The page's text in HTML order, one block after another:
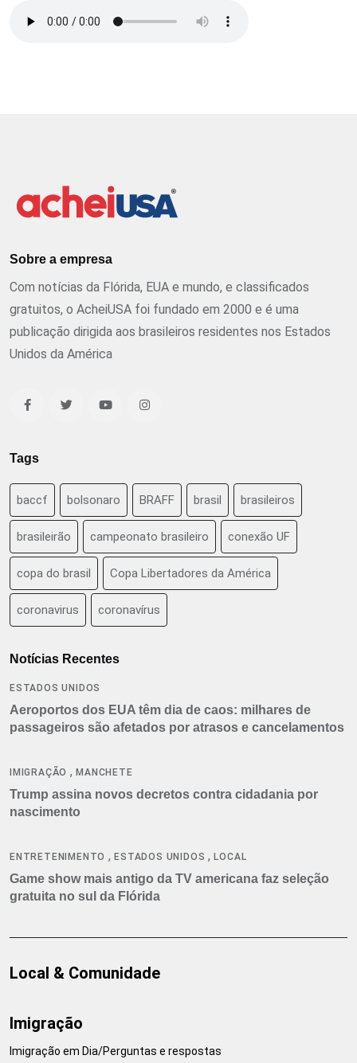
Sobre a empresa
Com notícias da Flórida, EUA e mundo, e classificados
gratuitos, o AcheiUSA foi fundado em 2000 e é uma
publicação dirigida aos brasileiros residentes nos Estados
Unidos da América
Tags
baccf bolsonaro BRAFF brasil brasileiros
brasileirão campeonato brasileiro conexão UF
copa do brasil Copa Libertadores da América
coronavirus coronavírus
Notícias Recentes
ESTADOS UNIDOS
Aeroportos dos EUA têm dia de caos: milhares de
passageiros são afetados por atrasos e cancelamentos
IMIGRAÇÃO ,MANCHETE
Trump assina novos decretos contra cidadania por
nascimento
ENTRETENIMENTO ,ESTADOS UNIDOS ,LOCAL
Game show mais antigo da TV americana faz seleção
gratuita no sul da Flórida
Local & Comunidade
Imigração
Imigração em Dia/Perguntas e respostas